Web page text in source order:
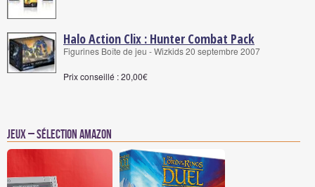
Halo Action Clix : Hunter Combat Pack
Figurines Boîte de jeu - Wizkids 20 septembre 2007
Prix conseillé : 20,00€
Jeux – Sélection Amazon